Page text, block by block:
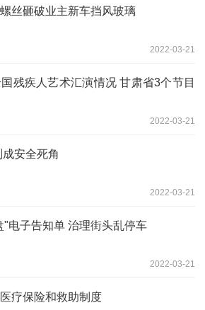
丝砸破业主新车挡风玻璃
2022-03-21
残疾人艺术汇演情况 甘肃省3个节目
2022-03-21
安全死角
2022-03-21
电子告知单 治理街头乱停车
2022-03-21
疗保险和救助制度